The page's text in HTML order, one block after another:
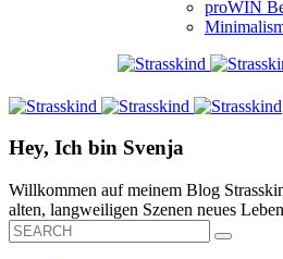
proWIN
Hey, Ich bin Svenja
Willkommen auf meinem Blog
alten, langweiligen Szenen neues